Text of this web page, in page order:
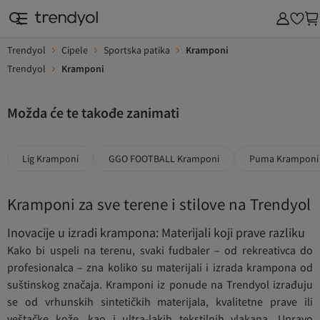
Trendyol Cipele Sportska patika
Kramponi
Trendyol
Kramponi
Možda će te takođe zanimati
Lig Kramponi GGO FOOTBALL Kramponi Puma Kramponi
Kramponi za sve terene i stilove na Trendyol
Inovacije u izradi krampona: Materijali koji prave razliku
Kako bi uspeli na terenu, svaki fudbaler – od rekreativca do
profesionalca – zna koliko su materijali i izrada krampona od
suštinskog značaja. Kramponi iz ponude na Trendyol izrađuju
se od vrhunskih sintetičkih materijala, kvalitetne prave ili